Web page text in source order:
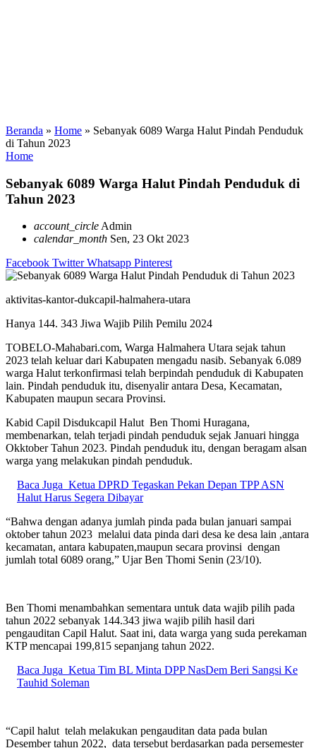
Beranda » Home » Sebanyak 6089 Warga Halut Pindah Penduduk
di Tahun 2023
Home
Sebanyak 6089 Warga Halut Pindah Penduduk di
Tahun 2023
account_circleAdmin
calendar_month Sen, 23 Okt 2023
Facebook Twitter Whatsapp Pinterest
aktivitas-kantor-dukcapil-halmahera-utara
Hanya 144. 343 Jiwa Wajib Pilih Pemilu 2024
TOBELO-Mahabari.com, Warga Halmahera Utara sejak tahun
2023 telah keluar dari Kabupaten mengadu nasib. Sebanyak 6.089
warga Halut terkonfirmasi telah berpindah penduduk di Kabupaten
lain. Pindah penduduk itu, disenyalir antara Desa, Kecamatan,
Kabupaten maupun secara Provinsi.
Kabid Capil Disdukcapil Halut Ben Thomi Huragana,
membenarkan, telah terjadi pindah penduduk sejak Januari hingga
Okktober Tahun 2023. Pindah penduduk itu, dengan beragam alsan
warga yang melakukan pindah penduduk.
Baca Juga Ketua DPRD Tegaskan Pekan Depan TPP ASN
Halut Harus Segera Dibayar
“Bahwa dengan adanya jumlah pinda pada bulan januari sampai
oktober tahun 2023 melalui data pinda dari desa ke desa lain ,antara
kecamatan, antara kabupaten,maupun secara provinsi dengan
jumlah total 6089 orang,” Ujar Ben Thomi Senin (23/10).
Ben Thomi menambahkan sementara untuk data wajib pilih pada
tahun 2022 sebanyak 144.343 jiwa wajib pilih hasil dari
pengauditan Capil Halut. Saat ini, data warga yang suda perekaman
KTP mencapai 199,815 sepanjang tahun 2022.
Baca Juga Ketua Tim BL Minta DPP NasDem Beri Sangsi Ke
Tauhid Soleman
“Capil halut telah melakukan pengauditan data pada bulan
Desember tahun 2022, data tersebut berdasarkan pada persemester